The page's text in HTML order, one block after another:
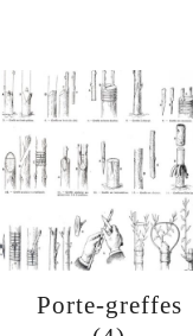
Porte-greffes